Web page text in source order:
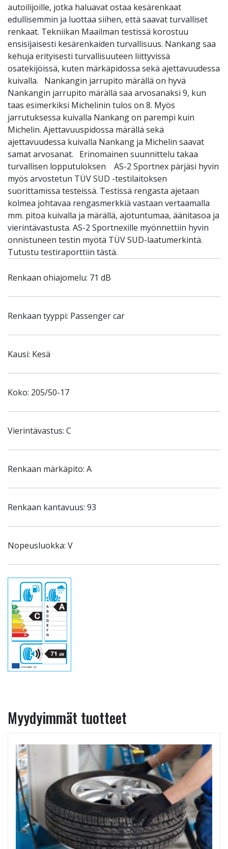
autoilijoille, jotka haluavat ostaa kesärenkaat
edullisemmin ja luottaa siihen, että saavat turvalliset
renkaat. Tekniikan Maailman testissä korostuu
ensisijaisesti kesärenkaiden turvallisuus. Nankang saa
kehuja erityisesti turvallisuuteen liittyvissä
osatekijöissä, kuten märkäpidossa sekä ajettavuudessa
kuivalla. Nankangin jarrupito märällä on hyvä
Nankangin jarrupito märällä saa arvosanaksi 9, kun
taas esimerkiksi Michelinin tulos on 8. Myös
jarrutuksessa kuivalla Nankang on parempi kuin
Michelin. Ajettavuuspidossa märällä sekä
ajettavuudessa kuivalla Nankang ja Michelin saavat
samat arvosanat. Erinomainen suunnittelu takaa
turvallisen lopputuloksen AS-2 Sportnex pärjäsi hyvin
myös arvostetun TÜV SUD -testilaitoksen
suorittamissa testeissä. Testissä rengasta ajetaan
kolmea johtavaa rengasmerkkiä vastaan vertaamalla
mm. pitoa kuivalla ja märällä, ajotuntumaa, äänitasoa ja
vierintävastusta. AS-2 Sportnexille myönnettiin hyvin
onnistuneen testin myötä TÜV SUD-laatumerkintä.
Tutustu testiraporttiin tästä.
Renkaan ohiajomelu: 71 dB
Renkaan tyyppi: Passenger car
Kausi: Kesä
Koko: 205/50-17
Vierintävastus: C
Renkaan märkäpito: A
Renkaan kantavuus: 93
Nopeusluokka: V
Myydyimmät tuotteet